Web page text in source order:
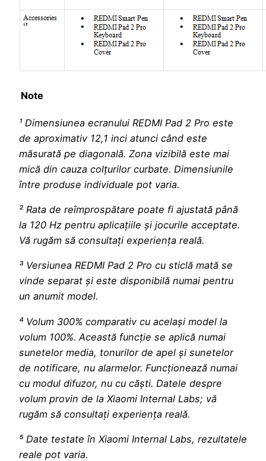
Note
¹ Dimensiunea ecranului REDMI Pad 2 Pro este
de aproximativ 12,1 inci atunci când este
măsurată pe diagonală. Zona vizibilă este mai
mică din cauza colțurilor curbate. Dimensiunile
între produse individuale pot varia.
² Rata de reîmprospătare poate fi ajustată până
la 120 Hz pentru aplicațiile și jocurile acceptate.
Vă rugăm să consultați experiența reală.
³ Versiunea REDMI Pad 2 Pro cu sticlă mată se
vinde separat și este disponibilă numai pentru
un anumit model.
⁴ Volum 300% comparativ cu același model la
volum 100%. Această funcție se aplică numai
sunetelor media, tonurilor de apel și sunetelor
de notificare, nu alarmelor. Funcționează numai
cu modul difuzor, nu cu căști. Datele despre
volum provin de la Xiaomi Internal Labs; vă
rugăm să consultați experiența reală.
⁵ Date testate în Xiaomi Internal Labs, rezultatele
reale pot varia.